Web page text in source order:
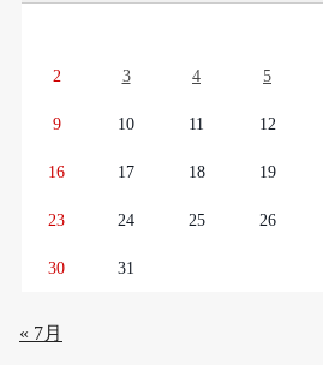
2 3 4 5
9 10 11 12
16 17 18 19
23 24 25 26
30 31
« 7月